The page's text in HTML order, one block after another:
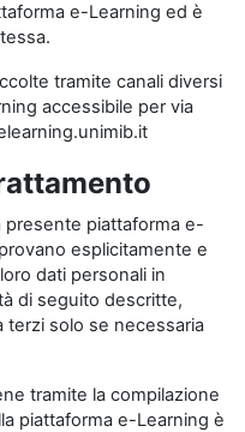
e-Learning ed è
tramite canali diversi
accessibile per via
presente piattaforma e-
esplicitamente e
dati personali in
di seguito descritte,
terzi solo se necessaria
tramite la compilazione
piattaforma e-Learning è